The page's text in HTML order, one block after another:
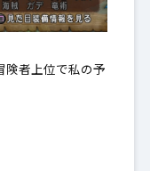
者上位で私の予